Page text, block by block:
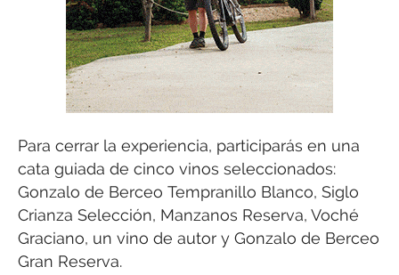
Para cerrar la experiencia, participarás en una
cata guiada de cinco vinos seleccionados:
Gonzalo de Berceo Tempranillo Blanco, Siglo
Crianza Selección, Manzanos Reserva, Voché
Graciano, un vino de autor y Gonzalo de Berceo
Gran Reserva.